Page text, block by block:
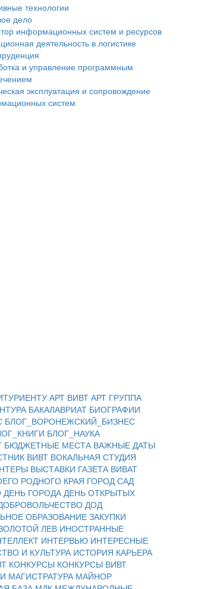
технологии
дело
информационных систем и ресурсов
деятельность в логистике
и управление программным
эксплуатация и сопровождение
систем
АРТ ВИВТ АРТ ГРУППА
БАКАЛАВРИАТ БИОГРАФИИ
БЛОГ_ВОРОНЕЖСКИЙ_БИЗНЕС
БЛОГ_НАУКА
БЮДЖЕТНЫЕ МЕСТА ВАЖНЫЕ ДАТЫ
ВИВТ ВОКАЛЬНАЯ СТУДИЯ
ВЫСТАВКИ ГАЗЕТА ВИВАТ
РОДНОГО КРАЯ ГОРОД САД
ДЕНЬ ГОРОДА ДЕНЬ ОТКРЫТЫХ
ДОД
ОБРАЗОВАНИЕ ЗАКУПКИ
ЛЕВ ИНОСТРАННЫЕ
ИНТЕРВЬЮ ИНТЕРЕСНЫЕ
И КУЛЬТУРА ИСТОРИЯ КАРЬЕРА
КОНКУРСЫ КОНКУРСЫ ВИВТ
МАГИСТРАТУРА МАЙНОР